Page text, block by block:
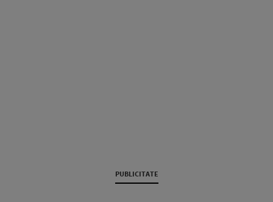
PUBLICITATE